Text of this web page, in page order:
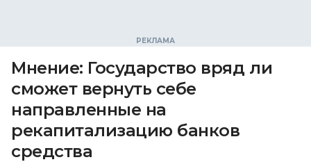
Мнение: Государство вряд ли
сможет вернуть себе
направленные на
рекапитализацию банков
средства